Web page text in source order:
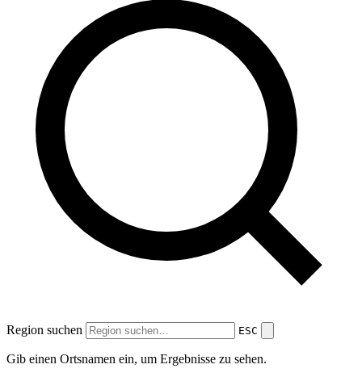
Region suchen ESC
Gib einen Ortsnamen ein, um Ergebnisse zu sehen.